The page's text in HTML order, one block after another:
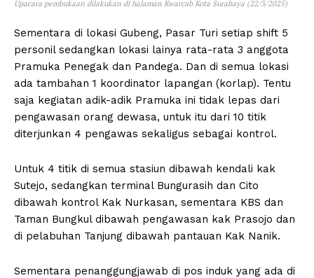
Upacara pembukaan dilakukan di halaman Kwarcab Kota Surabaya (22/3/2025)
Sementara di lokasi Gubeng, Pasar Turi setiap shift 5
personil sedangkan lokasi lainya rata-rata 3 anggota
Pramuka Penegak dan Pandega. Dan di semua lokasi
ada tambahan 1 koordinator lapangan (korlap). Tentu
saja kegiatan adik-adik Pramuka ini tidak lepas dari
pengawasan orang dewasa, untuk itu dari 10 titik
diterjunkan 4 pengawas sekaligus sebagai kontrol.
Untuk 4 titik di semua stasiun dibawah kendali kak
Sutejo, sedangkan terminal Bungurasih dan Cito
dibawah kontrol Kak Nurkasan, sementara KBS dan
Taman Bungkul dibawah pengawasan kak Prasojo dan
di pelabuhan Tanjung dibawah pantauan Kak Nanik.
Sementara penanggungjawab di pos induk yang ada di